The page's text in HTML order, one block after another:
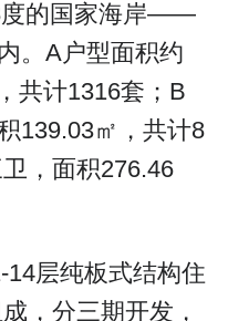
度的国家海岸——
。A户型面积约
共计1316套；B
139.03㎡，共计8
，面积276.46
层纯板式结构住
，分三期开发，